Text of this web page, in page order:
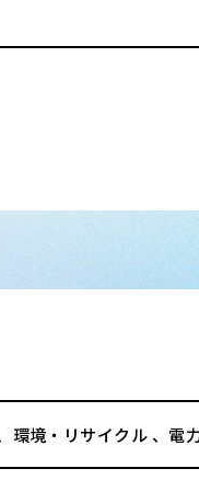
環境・リサイクル 、電